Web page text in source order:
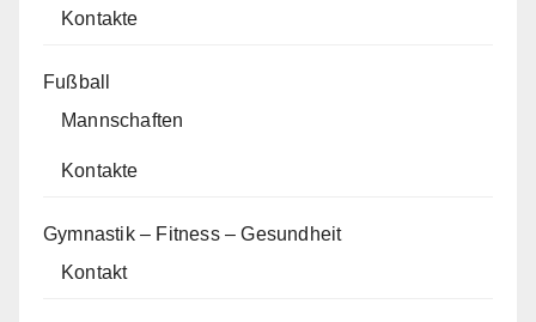
Kontakte
Fußball
Mannschaften
Kontakte
Gymnastik – Fitness – Gesundheit
Kontakt